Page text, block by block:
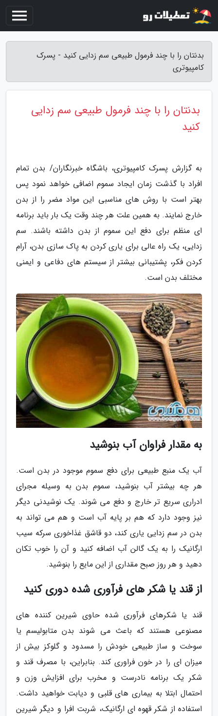
بدنتان را با چند فرمول طبیعی سم زدایی کنید - پسرک
کامپیوتری
بدنتان را با چند فرمول طبیعی سم زدایی
کنید
به گزارش پسرک کامپیوتری، باشگاه خبرنگاران/ بدن تمام
افراد با گذشت زمان ایجاد سموم اضافی خواهد نمود پس
بهتر است با روش های مناسبی این مواد مضر را از بدن
خارج نمایند. به همین علت هر چند وقت یک بار باید برنامه
ای منظم برای دفع این سموم از بدن داشته باشند. سم
زدایی، یک راه عالی برای یاری کردن به پاک سازی بدن، آرام
کردن فکر، پشتیبانی بیشتر از سیستم های دفاعی و ایمنی
مختلف بدن است.
به مقدار فراوان آب بنوشید
آب یک منبع طبیعی برای دفع سموم موجود در بدن است.
هر چه بیشتر آب بنوشید، سموم بدن به وسیله مجرای
ادراری سریع تر خارج و دفع می شوند. یک نوشیدنی دیگر
نیز وجود دارد که هم بر پایه آب است و هم می تواند به
بدن در سم زدایی یاری کند، دو قاشق غذاخوری سرکه سیب
ارگانیک را به یک گالن آب اضافه کنید و آن را خوب تکان
دهید و هر روز صبح مقداری از این مایع را بنوشید.
از قند یا شکر های فرآوری شده دوری کنید
قند یا شکرهای فرآوری شده حاوی شیرین کننده های
مصنوعی هستند که باعث می شوند بدن متابولیسم یا
سوخت و ساز طبیعی خودش را مسدود و گلوکز بیش از
میزان ای را در خون فراوری کند. بنابراین، با مصرف قند و
شکر یک برنامه نادرست و مخرب برای افزایش وزن و
احتمال ابتلا به بیماری های قلبی و دیابت خواهید داشت.
استفاده از شکر قهوه ای ارگانیک، شربت افرا و دیگر شیرین